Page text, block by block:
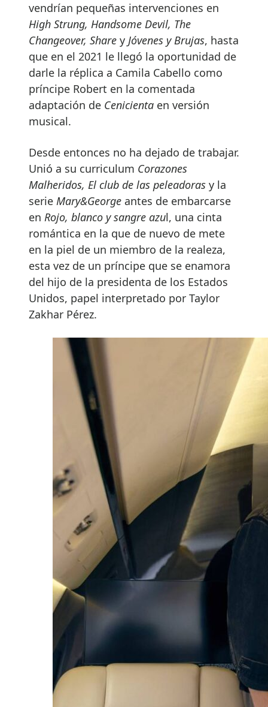
vendrían pequeñas intervenciones en
High Strung, Handsome Devil, The
Changeover, Share y Jóvenes y Brujas, hasta
que en el 2021 le llegó la oportunidad de
darle la réplica a Camila Cabello como
príncipe Robert en la comentada
adaptación de Cenicienta en versión
musical.
Desde entonces no ha dejado de trabajar.
Unió a su curriculum Corazones
Malheridos, El club de las peleadoras y la
serie Mary&George antes de embarcarse
en Rojo, blanco y sangre azul, una cinta
romántica en la que de nuevo de mete
en la piel de un miembro de la realeza,
esta vez de un príncipe que se enamora
del hijo de la presidenta de los Estados
Unidos, papel interpretado por Taylor
Zakhar Pérez.